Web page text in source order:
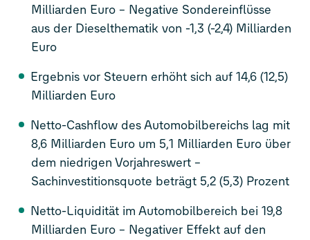
Milliarden Euro – Negative Sondereinflüsse
aus der Dieselthematik von -1,3 (-2,4) Milliarden
Euro
Ergebnis vor Steuern erhöht sich auf 14,6 (12,5)
Milliarden Euro
Netto-Cashflow des Automobilbereichs lag mit
8,6 Milliarden Euro um 5,1 Milliarden Euro über
dem niedrigen Vorjahreswert –
Sachinvestitionsquote beträgt 5,2 (5,3) Prozent
Netto-Liquidität im Automobilbereich bei 19,8
Milliarden Euro – Negativer Effekt auf den